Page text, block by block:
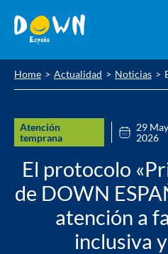
contenido
Home Actualidad Noticias
Atención
temprana
29 May
2026
El protocolo
de DOWN
atención a
inclusiva